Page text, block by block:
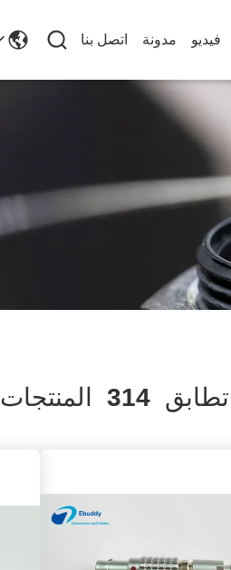
فيديو مدونة اتصل بنا
تطابق 314 المنتجات